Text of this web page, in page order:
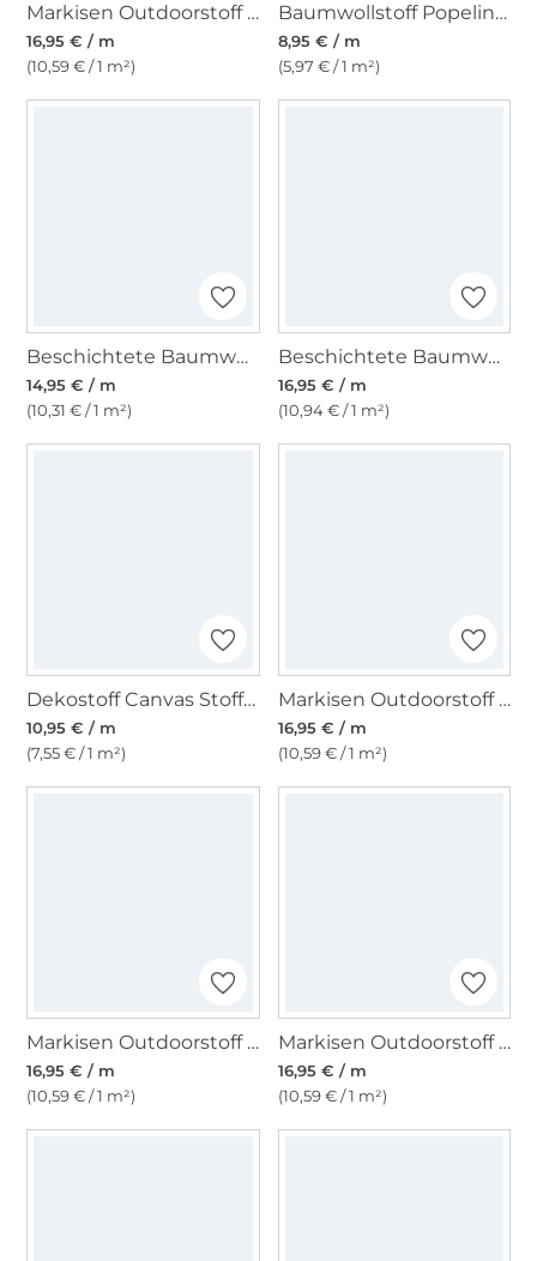
Markisen Outdoorstoff hellgrau, 160 cm
16,95 € / m
(10,59 € / 1 m²)
Baumwollstoff Popeline limette
8,95 € / m
(5,97 € / 1 m²)
Beschichtete Baumwolle Lemon Check, blau
14,95 € / m
(10,31 € / 1 m²)
Beschichtete Baumwolle Big Stripes, grün
16,95 € / m
(10,94 € / 1 m²)
Dekostoff Canvas Stoff uni, grasgrün
10,95 € / m
(7,55 € / 1 m²)
Markisen Outdoorstoff hellblau/weiss, 160 cm
16,95 € / m
(10,59 € / 1 m²)
Markisen Outdoorstoff weiss, uni 160 cm
16,95 € / m
(10,59 € / 1 m²)
Markisen Outdoorstoff grün, weiss 160 cm
16,95 € / m
(10,59 € / 1 m²)